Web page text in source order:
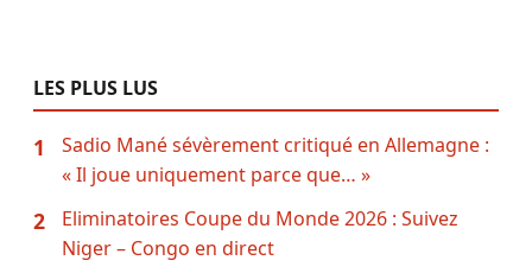
LES PLUS LUS
1
Sadio Mané sévèrement critiqué en Allemagne :
« Il joue uniquement parce que… »
2
Eliminatoires Coupe du Monde 2026 : Suivez
Niger – Congo en direct